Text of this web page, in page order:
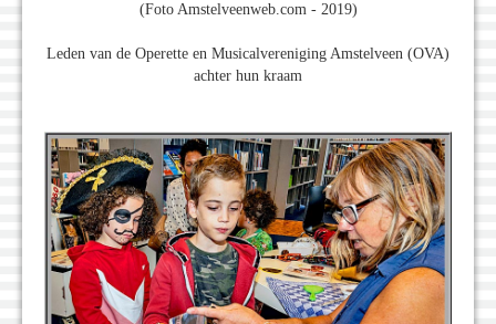
(Foto Amstelveenweb.com - 2019)
Leden van de Operette en Musicalvereniging Amstelveen (OVA)
achter hun kraam